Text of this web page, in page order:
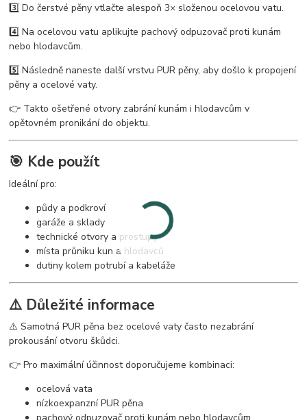
3️⃣ Do čerstvé pěny vtlačte alespoň 3× složenou ocelovou vatu.
4️⃣ Na ocelovou vatu aplikujte pachový odpuzovač proti kunám
nebo hlodavcům.
5️⃣ Následně naneste další vrstvu PUR pěny, aby došlo k propojení
pěny a ocelové vaty.
👉 Takto ošetřené otvory zabrání kunám i hlodavcům v
opětovném pronikání do objektu.
🎯 Kde použít
Ideální pro:
půdy a podkroví
garáže a sklady
technické otvory a prostupy
místa průniku kun a hlodavců
dutiny kolem potrubí a kabeláže
⚠️ Důležité informace
⚠️ Samotná PUR pěna bez ocelové vaty často nezabrání
prokousání otvoru škůdci.
👉 Pro maximální účinnost doporučujeme kombinaci:
ocelová vata
nízkoexpanzní PUR pěna